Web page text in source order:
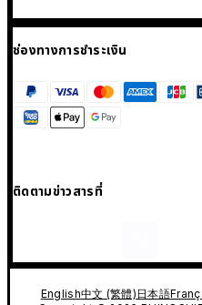
ช่องทางการชำระเงิน
ติดตามข่าวสารที่
English中文 (繁體)日本語